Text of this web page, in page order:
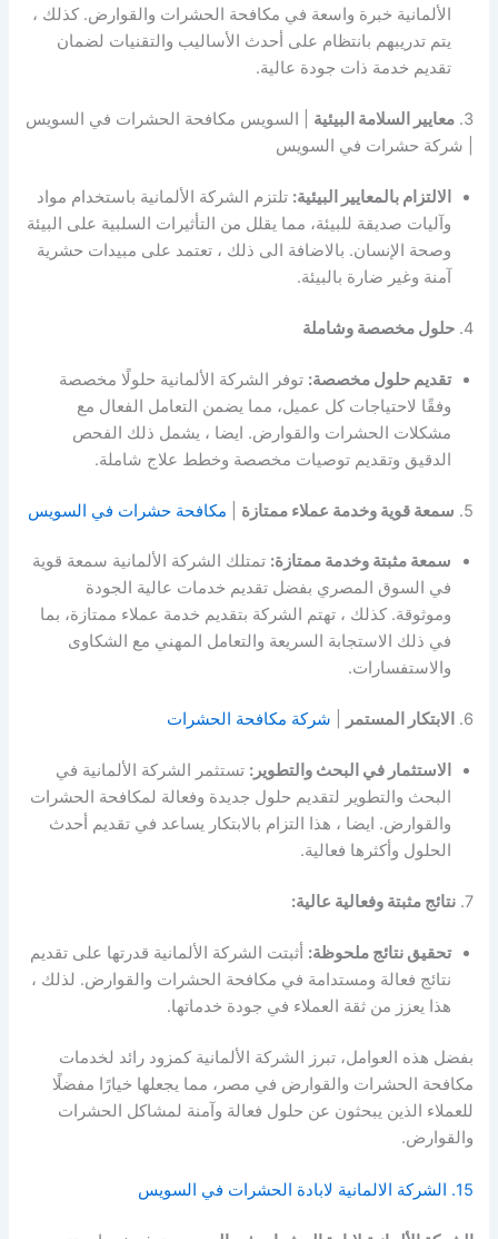
الألمانية خبرة واسعة في مكافحة الحشرات والقوارض. كذلك ،
يتم تدريبهم بانتظام على أحدث الأساليب والتقنيات لضمان
تقديم خدمة ذات جودة عالية.
3. معايير السلامة البيئية | السويس مكافحة الحشرات في السويس
| شركة حشرات في السويس
الالتزام بالمعايير البيئية: تلتزم الشركة الألمانية باستخدام مواد
وآليات صديقة للبيئة، مما يقلل من التأثيرات السلبية على البيئة
وصحة الإنسان. بالاضافة الى ذلك ، تعتمد على مبيدات حشرية
آمنة وغير ضارة بالبيئة.
4. حلول مخصصة وشاملة
تقديم حلول مخصصة: توفر الشركة الألمانية حلولًا مخصصة
وفقًا لاحتياجات كل عميل، مما يضمن التعامل الفعال مع
مشكلات الحشرات والقوارض. ايضا ، يشمل ذلك الفحص
الدقيق وتقديم توصيات مخصصة وخطط علاج شاملة.
5. سمعة قوية وخدمة عملاء ممتازة مكافحة حشرات في السويس
سمعة مثبتة وخدمة ممتازة: تمتلك الشركة الألمانية سمعة قوية
في السوق المصري بفضل تقديم خدمات عالية الجودة
وموثوقة. كذلك ، تهتم الشركة بتقديم خدمة عملاء ممتازة، بما
في ذلك الاستجابة السريعة والتعامل المهني مع الشكاوى
والاستفسارات.
6. الابتكار المستمر شركة مكافحة الحشرات
الاستثمار في البحث والتطوير: تستثمر الشركة الألمانية في
البحث والتطوير لتقديم حلول جديدة وفعالة لمكافحة الحشرات
والقوارض. ايضا ، هذا التزام بالابتكار يساعد في تقديم أحدث
الحلول وأكثرها فعالية.
7. نتائج مثبتة وفعالية عالية:
تحقيق نتائج ملحوظة: أثبتت الشركة الألمانية قدرتها على تقديم
نتائج فعالة ومستدامة في مكافحة الحشرات والقوارض. لذلك ،
هذا يعزز من ثقة العملاء في جودة خدماتها.
بفضل هذه العوامل، تبرز الشركة الألمانية كمزود رائد لخدمات
مكافحة الحشرات والقوارض في مصر، مما يجعلها خيارًا مفضلًا
للعملاء الذين يبحثون عن حلول فعالة وآمنة لمشاكل الحشرات
والقوارض.
15. الشركة الالمانية لابادة الحشرات في السويس